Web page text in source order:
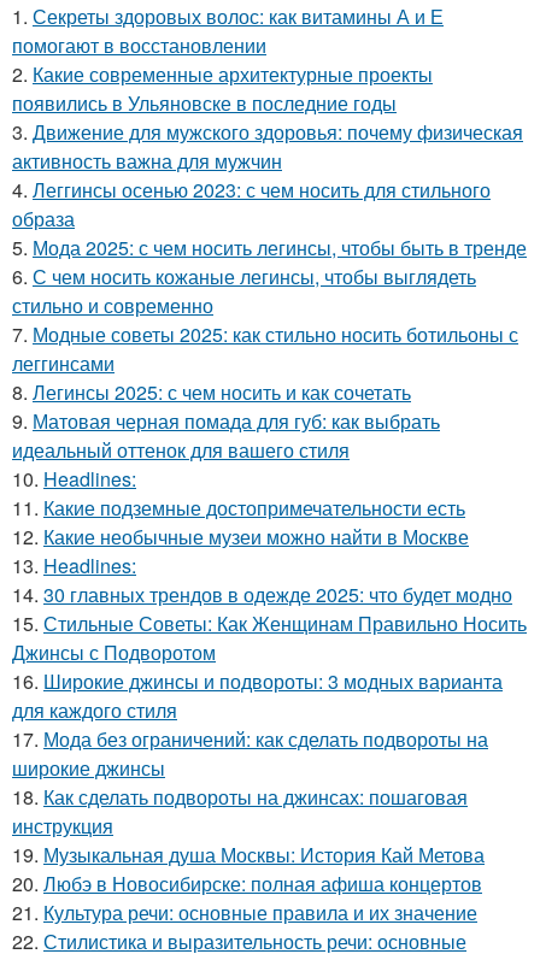
1. Секреты здоровых волос: как витамины А и Е
помогают в восстановлении
2. Какие современные архитектурные проекты
появились в Ульяновске в последние годы
3. Движение для мужского здоровья: почему физическая
активность важна для мужчин
4. Леггинсы осенью 2023: с чем носить для стильного
образа
5. Мода 2025: с чем носить легинсы, чтобы быть в тренде
6. С чем носить кожаные легинсы, чтобы выглядеть
стильно и современно
7. Модные советы 2025: как стильно носить ботильоны с
леггинсами
8. Легинсы 2025: с чем носить и как сочетать
9. Матовая черная помада для губ: как выбрать
идеальный оттенок для вашего стиля
10. Headlines:
11. Какие подземные достопримечательности есть
12. Какие необычные музеи можно найти в Москве
13. Headlines:
14. 30 главных трендов в одежде 2025: что будет модно
15. Стильные Советы: Как Женщинам Правильно Носить
Джинсы с Подворотом
16. Широкие джинсы и подвороты: 3 модных варианта
для каждого стиля
17. Мода без ограничений: как сделать подвороты на
широкие джинсы
18. Как сделать подвороты на джинсах: пошаговая
инструкция
19. Музыкальная душа Москвы: История Кай Метова
20. Любэ в Новосибирске: полная афиша концертов
21. Культура речи: основные правила и их значение
22. Стилистика и выразительность речи: основные